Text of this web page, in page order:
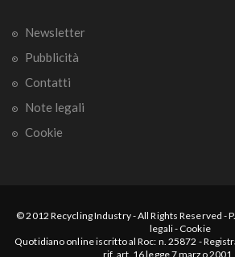
Newsletter
Pubblicità
Contatti
Note legali
Cookie
© 2012 Recycling Industry-All Rights Reserved -
legali- Cookie
Quotidiano online iscritto al Roc: n. 25872 -
rif. art. 16 legge 7 marzo